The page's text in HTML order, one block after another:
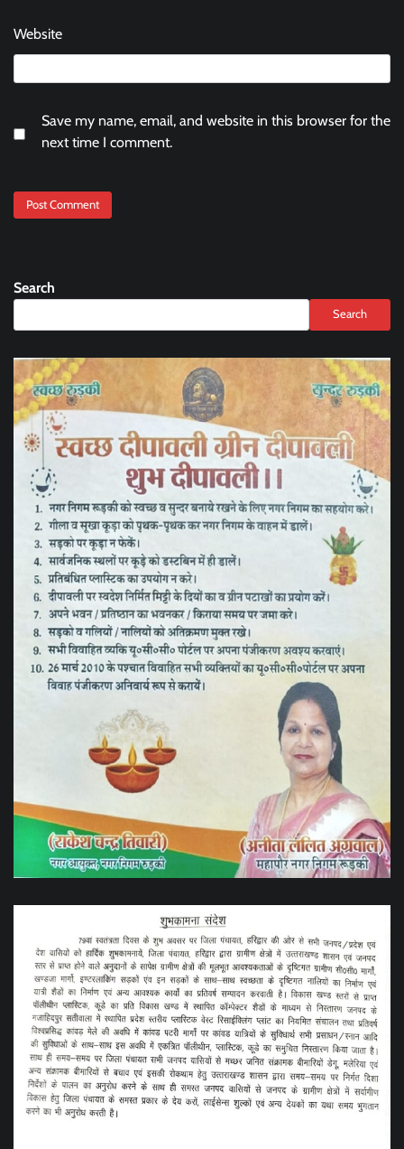
Website
Save my name, email, and website in this browser for the
next time I comment.
Search
Search